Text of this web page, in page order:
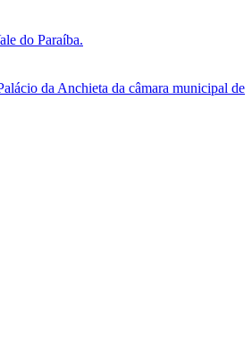
do Paraíba.
da Anchieta da câmara municipal de